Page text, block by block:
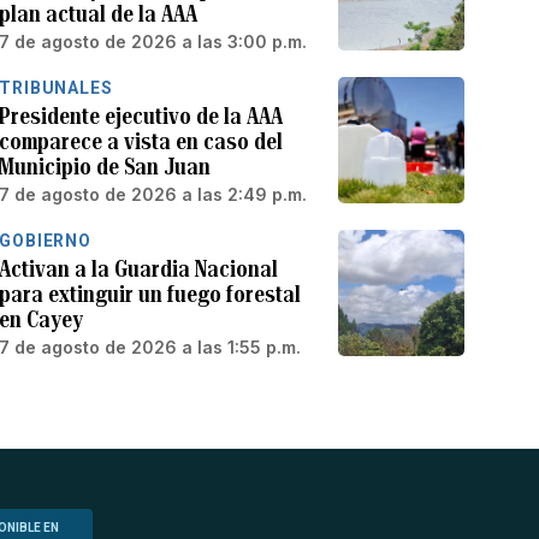
plan actual de la AAA
7 de agosto de 2026 a las 3:00 p.m.
TRIBUNALES
Presidente ejecutivo de la AAA
comparece a vista en caso del
Municipio de San Juan
7 de agosto de 2026 a las 2:49 p.m.
GOBIERNO
Activan a la Guardia Nacional
para extinguir un fuego forestal
en Cayey
7 de agosto de 2026 a las 1:55 p.m.
EN